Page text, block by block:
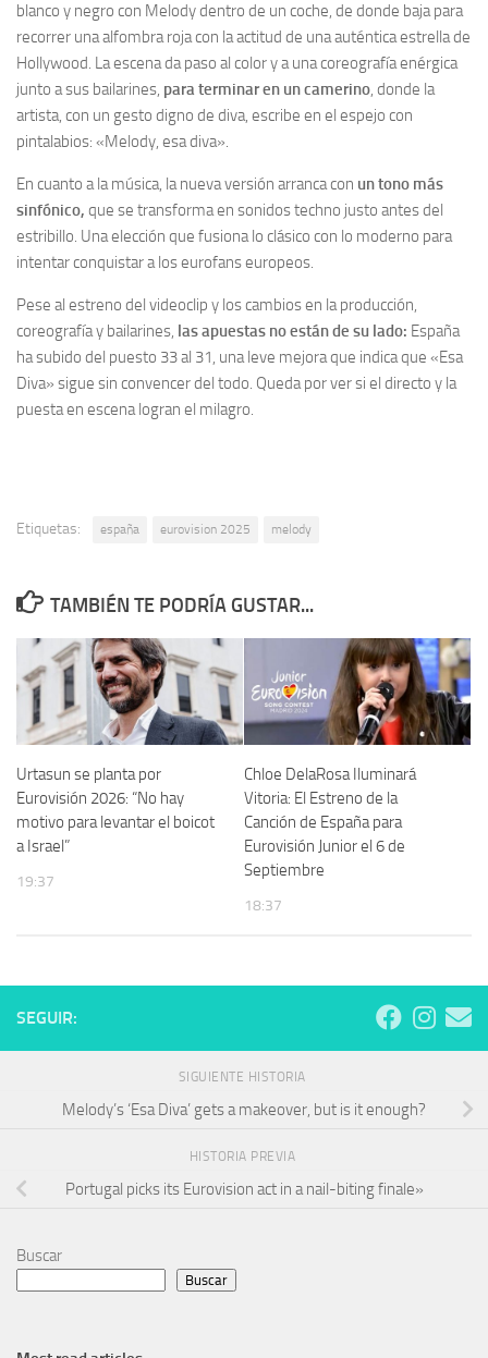
blanco y negro con Melody dentro de un coche, de donde baja para
recorrer una alfombra roja con la actitud de una auténtica estrella de
Hollywood. La escena da paso al color y a una coreografía enérgica
junto a sus bailarines, para terminar en un camerino, donde la
artista, con un gesto digno de diva, escribe en el espejo con
pintalabios: «Melody, esa diva».
En cuanto a la música, la nueva versión arranca con un tono más
sinfónico, que se transforma en sonidos techno justo antes del
estribillo. Una elección que fusiona lo clásico con lo moderno para
intentar conquistar a los eurofans europeos.
Pese al estreno del videoclip y los cambios en la producción,
coreografía y bailarines, las apuestas no están de su lado: España
ha subido del puesto 33 al 31, una leve mejora que indica que «Esa
Diva» sigue sin convencer del todo. Queda por ver si el directo y la
puesta en escena logran el milagro.
Etiquetas: españa eurovision 2025 melody
TAMBIÉN TE PODRÍA GUSTAR...
Urtasun se planta por
Eurovisión 2026: “No hay
motivo para levantar el boicot
a Israel”
19:37
Chloe DelaRosa Iluminará
Vitoria: El Estreno de la
Canción de España para
Eurovisión Junior el 6 de
Septiembre
18:37
SEGUIR:
SIGUIENTE HISTORIA
Melody’s ‘Esa Diva’ gets a makeover, but is it enough?
HISTORIA PREVIA
Portugal picks its Eurovision act in a nail-biting finale»
Buscar
Buscar